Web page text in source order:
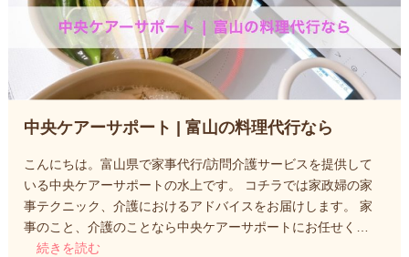
中央ケアーサポート | 富山の料理代行なら
こんにちは。富山県で家事代行/訪問介護サービスを提供して
いる中央ケアーサポートの水上です。 コチラでは家政婦の家
事テクニック、介護におけるアドバイスをお届けします。 家
事のこと、介護のことなら中央ケアーサポートにお任せく…
続きを読む